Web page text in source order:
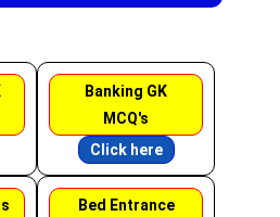
Banking GK
MCQ's
Click here
Bed Entrance